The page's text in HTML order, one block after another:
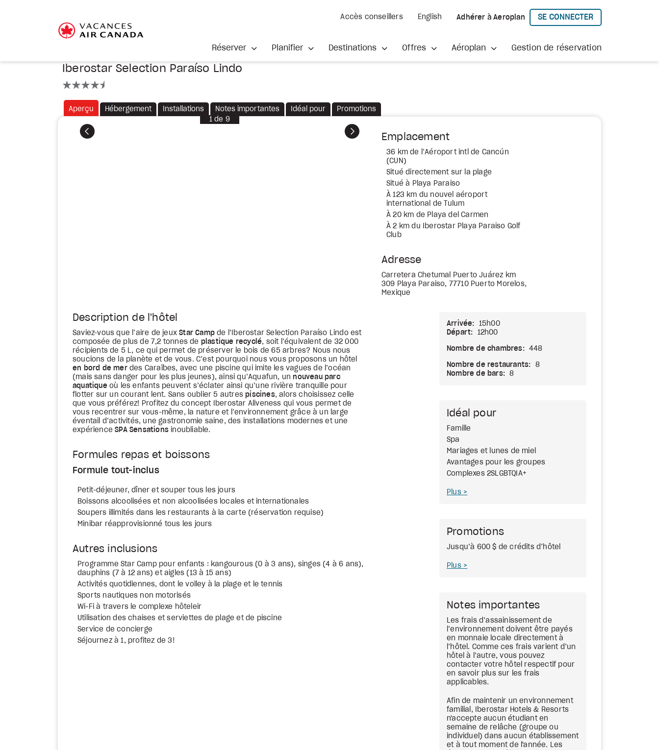
Accès conseillers English Adhérer à Aeroplan
SE CONNECTER
À AEROPLAN
Réserver Planifier Destinations Offres Aéroplan Gestion de réservation
Iberostar Selection Paraíso Lindo
Aperçu Hébergement Installations Notes importantes Idéal pour Promotions
Précédent Suivant
1 de 9
Emplacement
36 km de l’Aéroport intl de Cancún
(CUN)
Situé directement sur la plage
Situé à Playa Paraiso
À 123 km du nouvel aéroport
international de Tulum
À 20 km de Playa del Carmen
À 2 km du Iberostar Playa Paraiso Golf
Club
Adresse
Carretera Chetumal Puerto Juárez km
309 Playa Paraiso, 77710 Puerto Morelos,
Mexique
Description de l'hôtel
Saviez-vous que l’aire de jeuxStar Camp de l’Iberostar Selection Paraíso Lindo est
composée de plus de 7,2 tonnes de plastique recyclé, soit l’équivalent de 32 000
récipients de 5 L, ce qui permet de préserver le bois de 65 arbres? Nous nous
soucions de la planète et de vous. C’est pourquoi nous vous proposons un hôtel
en bord de merdes Caraïbes, avec une piscine qui imite les vagues de l’océan
(mais sans danger pour les plus jeunes), ainsi qu’Aquafun, un nouveau parc
aquatique où les enfants peuvent s’éclater ainsi qu’une rivière tranquille pour
flotter sur un courant lent. Sans oublier 5 autres piscines, alors choisissez celle
que vous préférez! Profitez du concept Iberostar Aliveness qui vous permet de
vous recentrer sur vous-même, la nature et l’environnement grâce à un large
éventail d’activités, une gastronomie saine, des installations modernes et une
expérienceSPA Sensations inoubliable.
Formules repas et boissons
Formule tout-inclus
Petit-déjeuner, dîner et souper tous les jours
Boissons alcoolisées et non alcoolisées locales et internationales
Soupers illimités dans les restaurants à la carte (réservation requise)
Minibar réapprovisionné tous les jours
Autres inclusions
Programme Star Camp pour enfants : kangourous (0 à 3 ans), singes (4 à 6 ans),
dauphins (7 à 12 ans) et aigles (13 à 15 ans)
Activités quotidiennes, dont le volley à la plage et le tennis
Sports nautiques non motorisés
Wi-Fi à travers le complexe hôteleir
Utilisation des chaises et serviettes de plage et de piscine
Service de concierge
Séjournez à 1, profitez de 3!
Arrivée:
15h00
Départ:
12h00
Nombre de chambres: 448
Nombre de restaurants:
8
Nombre de bars:
8
Idéal pour
Famille
Spa
Mariages et lunes de miel
Avantages pour les groupes
Complexes 2SLGBTQIA+
Plus
Promotions
Jusqu’à 600 $ de crédits d’hôtel
Plus
Notes importantes
Les frais d’assainissement de
l’environnement doivent être payés
en monnaie locale directement à
l’hôtel. Comme ces frais varient d’un
hôtel à l’autre, vous pouvez
contacter votre hôtel respectif pour
en savoir plus sur les frais
applicables.
Afin de maintenir un environnement
familial, Iberostar Hotels & Resorts
n'accepte aucun étudiant en
semaine de relâche (groupe ou
individuel) dans aucun établissement
et à tout moment de l'année. Les